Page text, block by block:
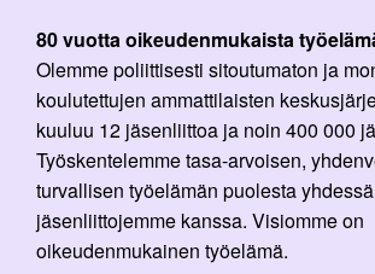
80 vuotta oikeudenmukaista
Olemme poliittisesti sitoutumaton ja
koulutettujen ammattilaisten
kuuluu 12 jäsenliittoa ja noin 400 000
Työskentelemme tasa-arvoisen,
turvallisen työelämän puolesta yhdessä
jäsenliittojemme kanssa. Visiomme on
oikeudenmukainen työelämä.